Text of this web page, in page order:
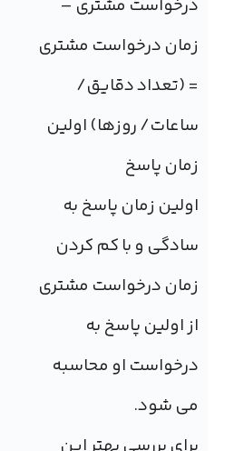
درخواست مشتری –
زمان درخواست مشتری
= (تعداد دقایق/
ساعات/ روزها) اولین
زمان پاسخ
اولین زمان پاسخ به
سادگی و با کم کردن
زمان درخواست مشتری
از اولین پاسخ به
درخواست او محاسبه
می شود.